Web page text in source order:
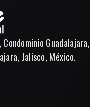
Guadalajara,
Jalisco, México.